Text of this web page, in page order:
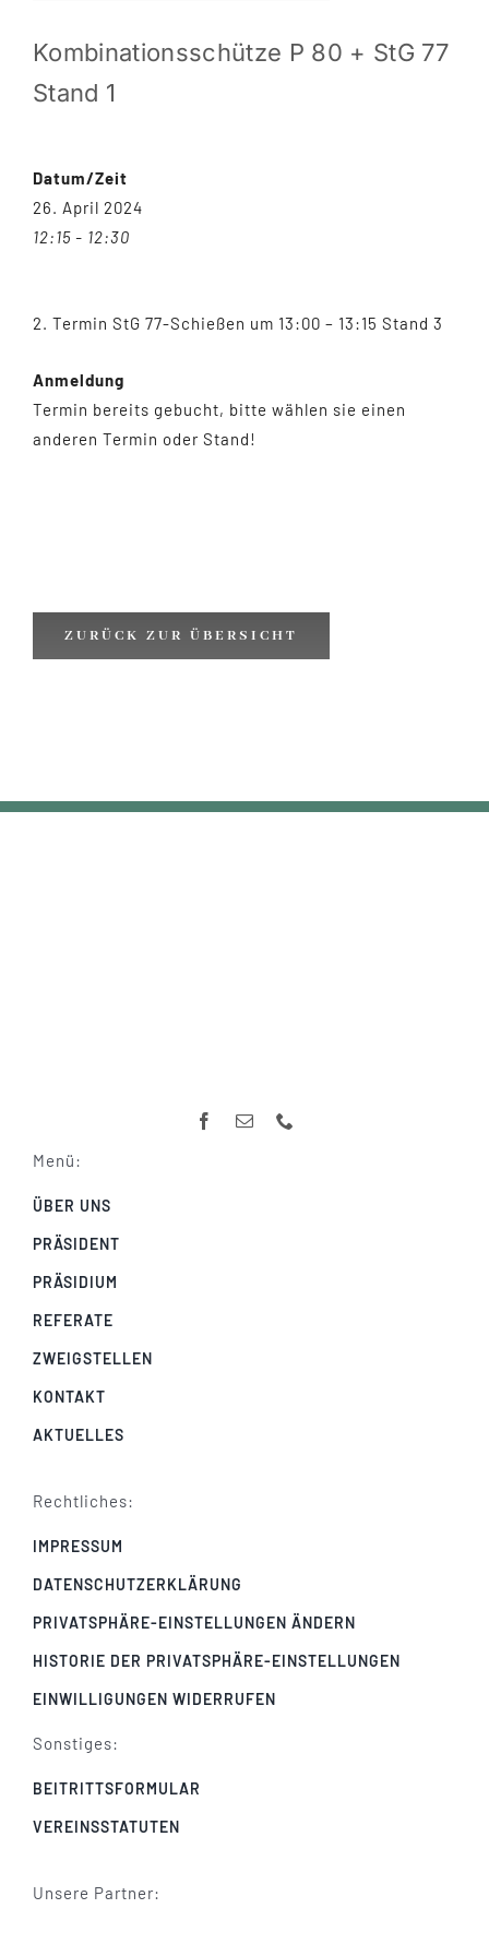
Aktuelles
Partner & Links
Kombinationsschütze P 80 + StG 77
Stand 1
Datum/Zeit
26. April 2024
12:15 - 12:30
2. Termin StG 77-Schießen um 13:00 – 13:15 Stand 3
Anmeldung
Termin bereits gebucht, bitte wählen sie einen
anderen Termin oder Stand!
ZURÜCK ZUR ÜBERSICHT
Menü:
ÜBER UNS
PRÄSIDENT
PRÄSIDIUM
REFERATE
ZWEIGSTELLEN
KONTAKT
AKTUELLES
Rechtliches:
IMPRESSUM
DATENSCHUTZERKLÄRUNG
PRIVATSPHÄRE-EINSTELLUNGEN ÄNDERN
HISTORIE DER PRIVATSPHÄRE-EINSTELLUNGEN
EINWILLIGUNGEN WIDERRUFEN
Sonstiges:
BEITRITTSFORMULAR
VEREINSSTATUTEN
Unsere Partner: